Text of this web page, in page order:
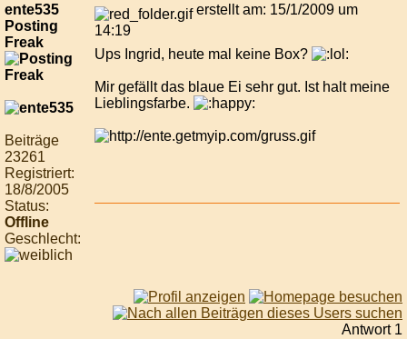
ente535
Posting
Freak
Beiträge
23261
Registriert:
18/8/2005
Status:
Offline
Geschlecht:
erstellt am: 15/1/2009 um
14:19
Ups Ingrid, heute mal keine Box?
Mir gefällt das blaue Ei sehr gut. Ist halt meine
Lieblingsfarbe.
Antwort 1